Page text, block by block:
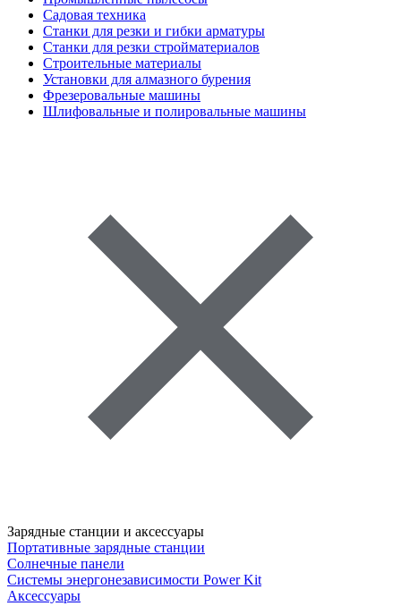
Садовая техника
Станки для резки и гибки арматуры
Станки для резки стройматериалов
Строительные материалы
Установки для алмазного бурения
Фрезеровальные машины
Шлифовальные и полировальные машины
Зарядные станции и аксессуары
Портативные зарядные станции
Солнечные панели
Системы энергонезависимости Power Kit
Аксессуары